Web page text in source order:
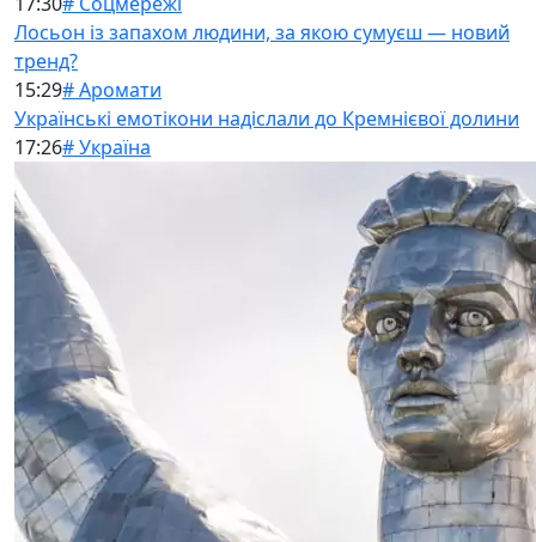
Лосьон із запахом людини, за якою сумуєш — новий
тренд?
15:29# Аромати
Українські емотікони надіслали до Кремнієвої долини
17:26# Україна